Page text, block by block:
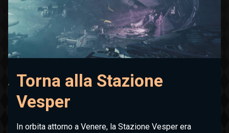
Torna alla Stazione
Vesper
In orbita attorno a Venere, la Stazione Vesper era